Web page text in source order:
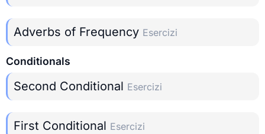
Adverbs of Frequency Esercizi
Conditionals
Second Conditional Esercizi
First Conditional Esercizi